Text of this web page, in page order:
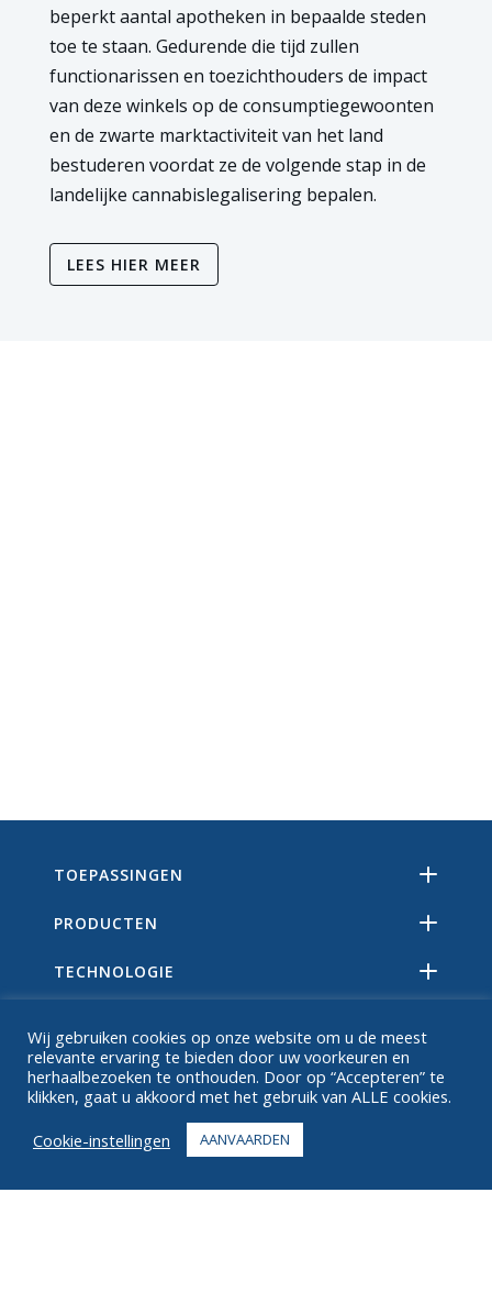
beperkt aantal apotheken in bepaalde steden
toe te staan. Gedurende die tijd zullen
functionarissen en toezichthouders de impact
van deze winkels op de consumptiegewoonten
en de zwarte marktactiviteit van het land
bestuderen voordat ze de volgende stap in de
landelijke cannabislegalisering bepalen.
LEES HIER MEER
TOEPASSINGEN
PRODUCTEN
TECHNOLOGIE
OVER
Wij gebruiken cookies op onze website om u de meest
relevante ervaring te bieden door uw voorkeuren en
herhaalbezoeken te onthouden. Door op “Accepteren” te
klikken, gaat u akkoord met het gebruik van ALLE cookies.
Cookie-instellingen
AANVAARDEN